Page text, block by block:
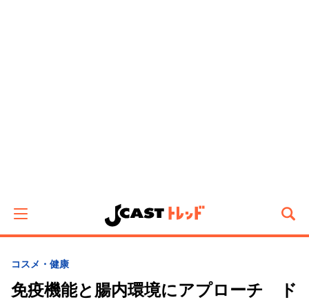
コスメ・健康
免疫機能と腸内環境にアプローチ ド